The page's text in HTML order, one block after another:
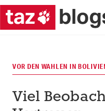
VOR DEN WAHLEN IN
Viel